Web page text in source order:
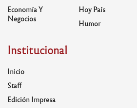
Economía Y
Negocios
Hoy País
Humor
Institucional
Inicio
Staff
Edición Impresa